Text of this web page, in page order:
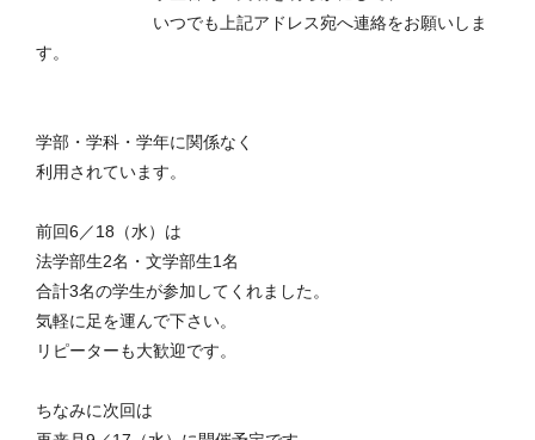
いつでも上記アドレス宛へ連絡をお願いしま
す。
学部・学科・学年に関係なく
利用されています。
前回6／18（水）は
法学部生2名・文学部生1名
合計3名の学生が参加してくれました。
気軽に足を運んで下さい。
リピーターも大歓迎です。
ちなみに次回は